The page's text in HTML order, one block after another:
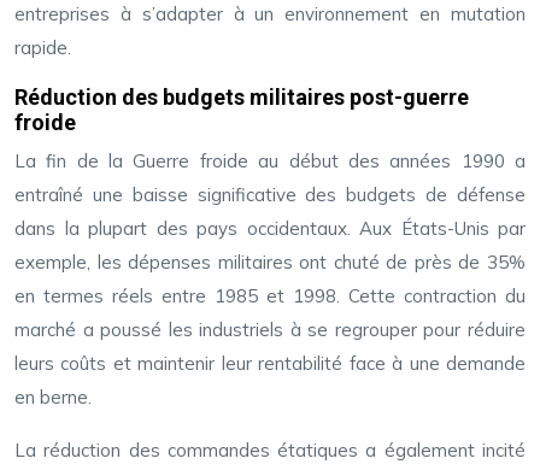
entreprises à s’adapter à un environnement en mutation
rapide.
Réduction des budgets militaires post-guerre
froide
La fin de la Guerre froide au début des années 1990 a
entraîné une baisse significative des budgets de défense
dans la plupart des pays occidentaux. Aux États-Unis par
exemple, les dépenses militaires ont chuté de près de 35%
en termes réels entre 1985 et 1998. Cette contraction du
marché a poussé les industriels à se regrouper pour réduire
leurs coûts et maintenir leur rentabilité face à une demande
en berne.
La réduction des commandes étatiques a également incité